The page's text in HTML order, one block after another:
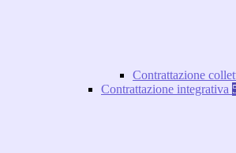
Contrattazione
Contrattazione integrativa